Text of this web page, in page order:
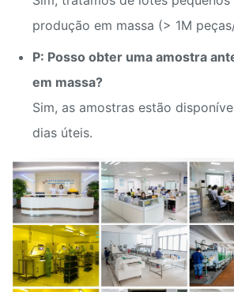
produção em massa (> 1M
P: Posso obter uma amostra
em massa?
Sim, as amostras estão
dias úteis.